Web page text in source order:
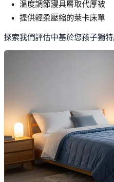
溫度調節寢具層取代厚被
提供輕柔壓縮的萊卡床單
探索我們評估中基於您孩子獨